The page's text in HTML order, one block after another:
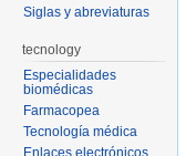
Siglas y abreviaturas
tecnology
Especialidades
biomédicas
Farmacopea
Tecnología médica